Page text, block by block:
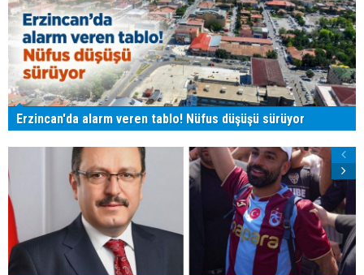
Erzincan'da alarm veren tablo! Nüfus düşüşü sürüyor